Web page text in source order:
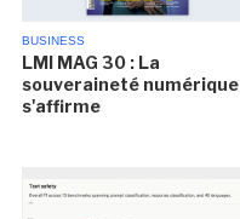
BUSINESS
LMI MAG 30 : La
souveraineté numérique
s'affirme